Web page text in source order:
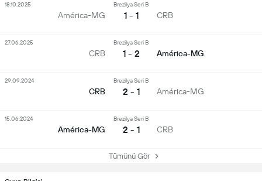
América-MG
Brezilya Seri B
1 - 1 CRB
18.10.2025
CRB
Brezilya Seri B
1 - 2 América-MG
27.06.2025
CRB
Brezilya Seri B
2 - 1 América-MG
29.09.2024
América-MG
Brezilya Seri B
2 - 1 CRB
15.06.2024
Tümünü Gör